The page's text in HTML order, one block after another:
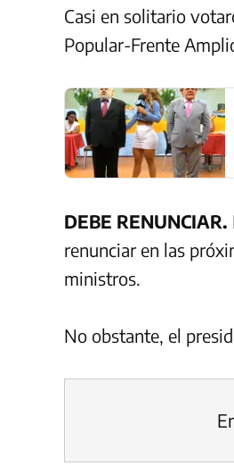
Casi en solitario
Popular-Frente
DEBE RENUNCIAR.
renunciar en las
ministros.
No obstante, el